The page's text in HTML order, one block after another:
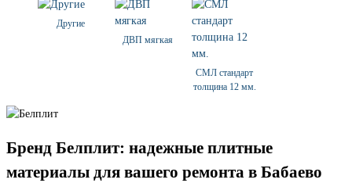
Другие
ДВП мягкая
СМЛ стандарт
толщина 12 мм.
Бренд Белплит: надежные плитные
материалы для вашего ремонта в Бабаево